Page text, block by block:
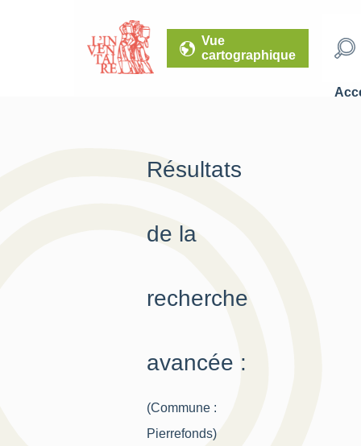
Vue
cartographique
Résultats
de la
recherche
avancée :
(Commune :
Pierrefonds)